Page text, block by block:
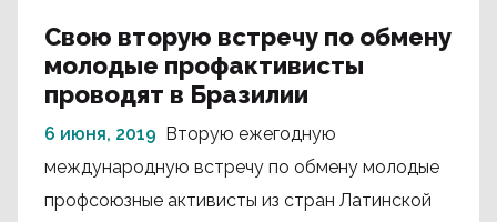
Свою вторую встречу по обмену
молодые профактивисты
проводят в Бразилии
6 июня, 2019 Вторую ежегодную
международную встречу по обмену молодые
профсоюзные активисты из стран Латинской